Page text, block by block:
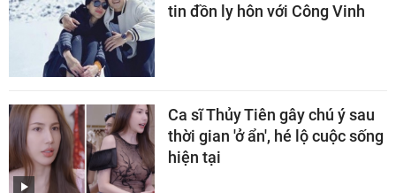
tin đồn ly hôn với Công Vinh
Ca sĩ Thủy Tiên gây chú ý sau
thời gian 'ở ẩn', hé lộ cuộc sống
hiện tại